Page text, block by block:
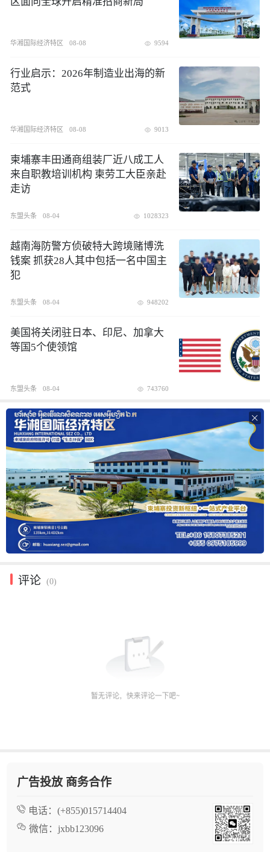
华湘国际经济特区 08-08 9594
行业启示：2026年制造业出海的新
范式
华湘国际经济特区 08-08 9013
柬埔寨丰田通商组装厂近八成工人
来自职教培训机构 柬劳工大臣亲赴
走访
东盟头条 08-04 1028323
越南海防警方侦破特大跨境赌博洗
钱案 抓获28人其中包括一名中国主
犯
东盟头条 08-04 948202
美国将关闭驻日本、印尼、加拿大
等国5个使领馆
东盟头条 08-04 743760

评论 (0)
广告投放 商务合作
电话： (+855)015714404
微信： jxbb123096